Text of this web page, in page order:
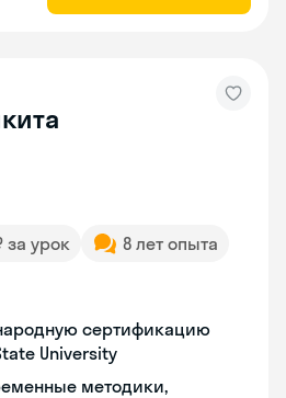
за урок
8 лет опыта
сертификацию
University
методики,